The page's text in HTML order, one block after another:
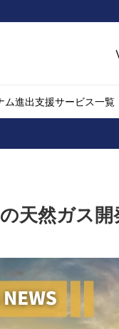
ム進出支援サービス一覧
日用消費・小
デジタル経済
物流・倉庫
アパレル
加工食品
化学・素材
天然ガス